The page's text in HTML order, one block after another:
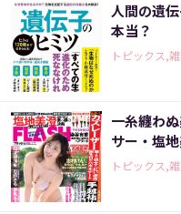
人間の遺
本当？
トピックス,
一糸纏わ
サー・塩
トピックス,